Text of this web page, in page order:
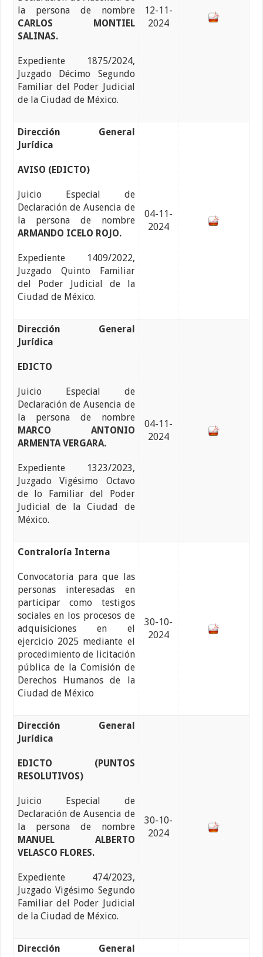
la persona de nombre
CARLOS MONTIEL
SALINAS.
Expediente 1875/2024,
Juzgado Décimo Segundo
Familiar del Poder Judicial
de la Ciudad de México.
12-11-
2024
Dirección General
Jurídica
AVISO (EDICTO)
Juicio Especial de
Declaración de Ausencia de
la persona de nombre
ARMANDO ICELO ROJO.
Expediente 1409/2022,
Juzgado Quinto Familiar
del Poder Judicial de la
Ciudad de México.
04-11-
2024
Dirección General
Jurídica
EDICTO
Juicio Especial de
Declaración de Ausencia de
la persona de nombre
MARCO ANTONIO
ARMENTA VERGARA.
Expediente 1323/2023,
Juzgado Vigésimo Octavo
de lo Familiar del Poder
Judicial de la Ciudad de
México.
04-11-
2024
Contraloría Interna
Convocatoria para que las
personas interesadas en
participar como testigos
sociales en los procesos de
adquisiciones en el
ejercicio 2025 mediante el
procedimiento de licitación
pública de la Comisión de
Derechos Humanos de la
Ciudad de México
30-10-
2024
Dirección General
Jurídica
EDICTO (PUNTOS
RESOLUTIVOS)
Juicio Especial de
Declaración de Ausencia de
la persona de nombre
MANUEL ALBERTO
VELASCO FLORES.
Expediente 474/2023,
Juzgado Vigésimo Segundo
Familiar del Poder Judicial
de la Ciudad de México.
30-10-
2024
Dirección General